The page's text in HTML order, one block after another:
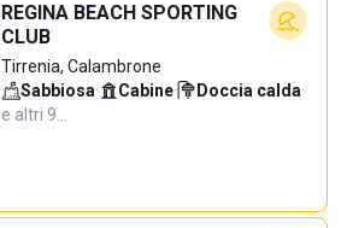
REGINA BEACH SPORTING
CLUB
Tirrenia, Calambrone
Sabbiosa· Cabine· Doccia calda·
e altri 9…